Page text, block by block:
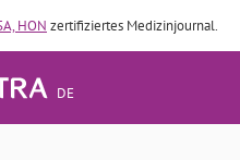
HON zertifiziertes Medizinjournal.
DE